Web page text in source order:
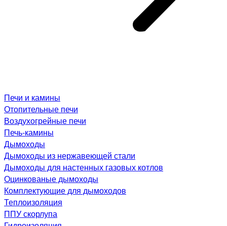
Печи и камины
Отопительные печи
Воздухогрейные печи
Печь-камины
Дымоходы
Дымоходы из нержавеющей стали
Дымоходы для настенных газовых котлов
Оцинкованые дымоходы
Комплектующие для дымоходов
Теплоизоляция
ППУ скорлупа